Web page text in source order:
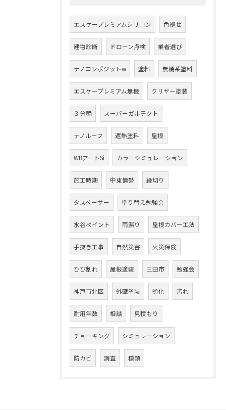
エスケープレミアムシリコン 色褪せ
建物診断 ドローン点検 業者選び
ナノコンポジットw 塗料 無機系塗料
エスケープレミアム無機 クリヤー塗装
３分艶 スーパーガルテクト
ナノルーフ 遮熱塗料 屋根
WBアートSi カラーシミュレーション
施工時期 中東情勢 縁切り
タスペーサー 塗り替え勉強会
水谷ペイント 雨漏り 屋根カバー工法
手抜き工事 自然災害 火災保険
ひび割れ 屋根塗装 三田市 勉強会
神戸市北区 外壁塗装 劣化 汚れ
耐用年数 相談 見積もり
チョーキング シミュレーション
防カビ 調査 種類